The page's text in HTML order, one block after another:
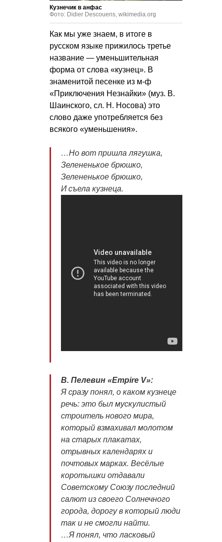
Кузнечик в анфас
Фото: Didier Descouens, wikimedia.org
Как мы уже знаем, в итоге в
русском языке прижилось третье
название — уменьшительная
форма от слова «кузнец». В
знаменитой песенке из м-ф
«Приключения Незнайки» (муз. В.
Шаинского, сл. Н. Носова) это
слово даже употребляется без
всякого «уменьшения».
…Но вот пришла лягушка,
Зелененькое брюшко,
Зелененькое брюшко,
И съела кузнеца.
В. Пелевин «Empire V»:
Я сразу понял, о каком кузнеце
речь: это был мускулистый
строитель нового мира,
который взмахивал молотом
на старых плакатах,
отрывных календарях и
почтовых марках. Весёлые
коротышки отдавали
Советскому Союзу последний
салют из своего Солнечного
города, дорогу в который люди
так и не смогли найти.
…Я понял, что ласковый